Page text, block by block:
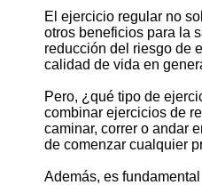
El ejercicio regular no
otros beneficios para la
reducción del riesgo de
calidad de vida en
Pero, ¿qué tipo de
combinar ejercicios de
caminar, correr o andar
de comenzar cualquier
Además, es